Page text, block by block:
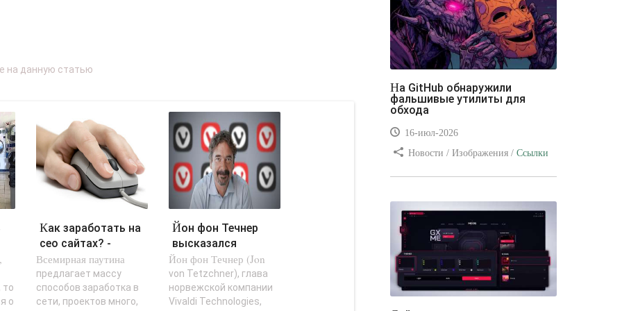
то
о
Как заработать на
сео сайтах? -
«Заработок в
интернете»..
Всемирная паутина
предлагает массу
способов заработка в
сети, проектов много,
Йон фон Течнер
высказался
против ИИ в
браузерах -
«Новости»..
Йон фон Течнер (Jon
von Tetzchner), глава
норвежской компании
Vivaldi Technologies,
На GitHub обнаружили
фальшивые утилиты для
обхода
16-июл-2026
Новости / Изображения / Ссылки